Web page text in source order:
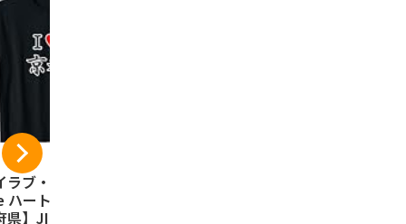
ラブ・京都（I L
ハート）【47都
県】JIMO-T ジ